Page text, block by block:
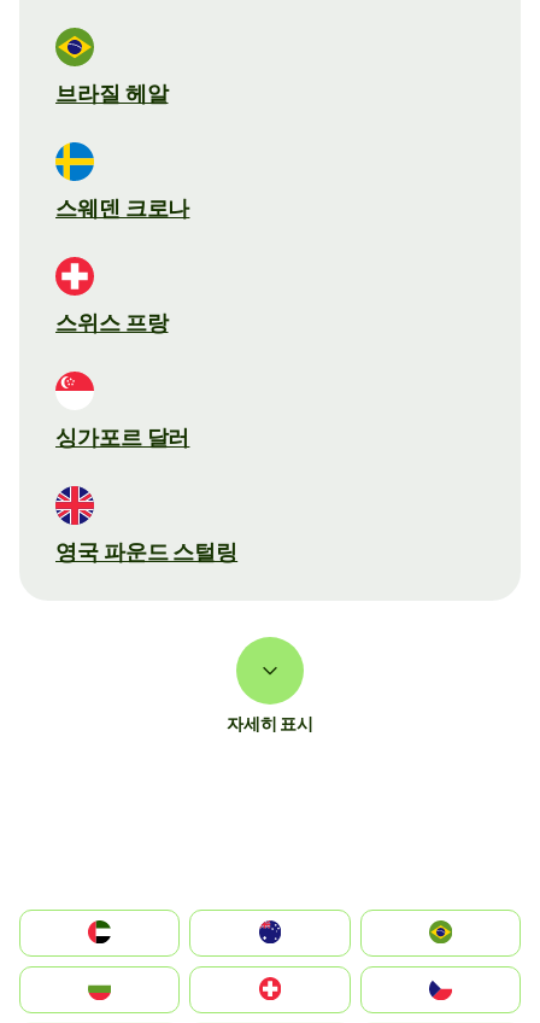
브라질 헤알
스웨덴 크로나
스위스 프랑
싱가포르 달러
영국 파운드 스털링
자세히 표시
الإمارات العربية المتحدة
Switzerland